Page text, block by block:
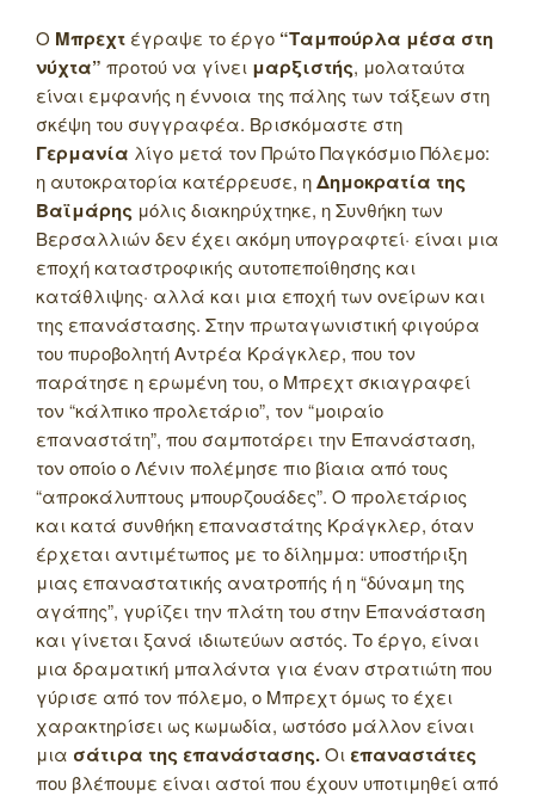
Ο Μπρεχτ έγραψε το έργο “Ταμπούρλα μέσα στη
νύχτα” προτού να γίνει μαρξιστής, μολαταύτα
είναι εμφανής η έννοια της πάλης των τάξεων στη
σκέψη του συγγραφέα. Βρισκόμαστε στη
Γερμανία λίγο μετά τον Πρώτο Παγκόσμιο Πόλεμο:
η αυτοκρατορία κατέρρευσε, ηΔημοκρατία της
Βαϊμάρης μόλις διακηρύχτηκε, η Συνθήκη των
Βερσαλλιών δεν έχει ακόμη υπογραφτεί· είναι μια
εποχή καταστροφικής αυτοπεποίθησης και
κατάθλιψης· αλλά και μια εποχή των ονείρων και
της επανάστασης. Στην πρωταγωνιστική φιγούρα
του πυροβολητή Αντρέα Κράγκλερ, που τον
παράτησε η ερωμένη του, ο Μπρεχτ σκιαγραφεί
τον “κάλπικο προλετάριο”, τον “μοιραίο
επαναστάτη”, που σαμποτάρει την Επανάσταση,
τον οποίο ο Λένιν πολέμησε πιο βίαια από τους
“απροκάλυπτους μπουρζουάδες”. Ο προλετάριος
και κατά συνθήκη επαναστάτης Κράγκλερ, όταν
έρχεται αντιμέτωπος με το δίλημμα: υποστήριξη
μιας επαναστατικής ανατροπής ή η “δύναμη της
αγάπης”, γυρίζει την πλάτη του στην Επανάσταση
και γίνεται ξανά ιδιωτεύων αστός. Το έργο, είναι
μια δραματική μπαλάντα για έναν στρατιώτη που
γύρισε από τον πόλεμο, ο Μπρεχτ όμως το έχει
χαρακτηρίσει ως κωμωδία, ωστόσο μάλλον είναι
μια σάτιρα της επανάστασης.Οι επαναστάτες
που βλέπουμε είναι αστοί που έχουν υποτιμηθεί από